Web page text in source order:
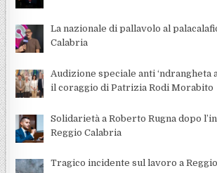
La nazionale di pallavolo al
Calabria
Audizione speciale anti ‘ndrangheta
il coraggio di Patrizia Rodi Morabito
Solidarietà a Roberto Rugna dopo
Reggio Calabria
Tragico incidente sul lavoro a